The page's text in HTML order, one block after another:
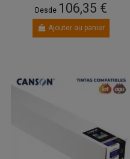
Desde 106,35 €
Ajouter au panier